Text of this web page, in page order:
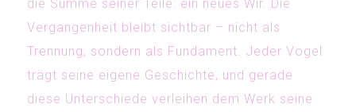
die Summe seiner Teile: ein neues Wir. Die
Vergangenheit bleibt sichtbar – nicht als
Trennung, sondern als Fundament. Jeder Vogel
trägt seine eigene Geschichte, und gerade
diese Unterschiede verleihen dem Werk seine